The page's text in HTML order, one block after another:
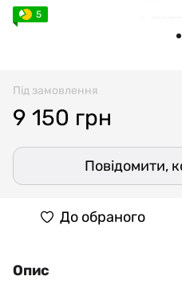
5
Під замовлення
9 150 грн
Повідомити,
До обраного
Опис